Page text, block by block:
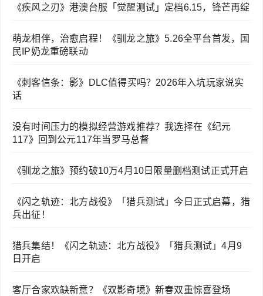
《疾风之刃》港澳台服「觉醒测试」定档6.15，锋芒再绽
萌龙相伴，治愈启程！《驯龙之旅》5.26全平台首发，国
民IP奶龙重磅联动
《刺客信条：影》DLC值得买吗？2026年入坑玩家说实
话
没有时间压力的模拟经营游戏推荐？我选择在《纪元
117》回到公元117年当罗马总督
《驯龙之旅》预约破10万4月10日限量删档测试正式开启
《闪之轨迹：北方战役》「猎兵测试」今日正式启幕，猎
兵出征！
猎兵集结！《闪之轨迹：北方战役》「猎兵测试」4月9
日开启
客厅合家欢缺新意？《双影奇境》新春双重惊喜登场